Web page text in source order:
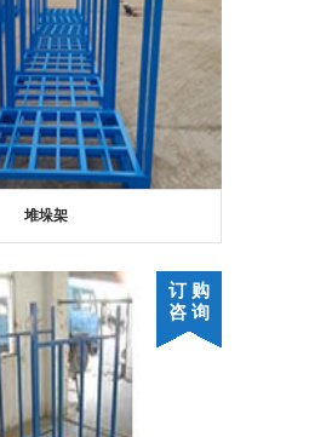
堆垛架
订 购
咨 询